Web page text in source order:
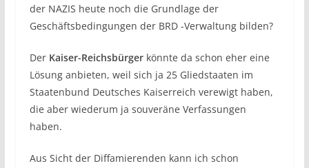
der NAZIS heute noch die Grundlage der
Geschäftsbedingungen der BRD -Verwaltung bilden?
Der Kaiser-Reichsbürgerkönnte da schon eher eine
Lösung anbieten, weil sich ja 25 Gliedstaaten im
Staatenbund Deutsches Kaiserreich verewigt haben,
die aber wiederum ja souveräne Verfassungen
haben.
Aus Sicht der Diffamierenden kann ich schon